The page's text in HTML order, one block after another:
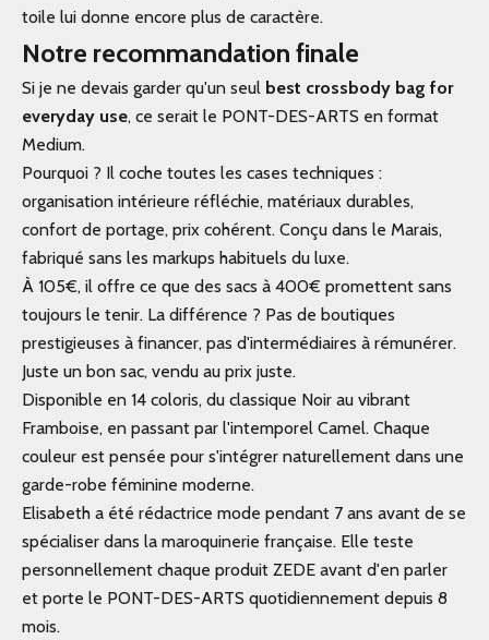
toile lui donne encore plus de caractère.
Notre recommandation finale
Si je ne devais garder qu'un seul best crossbody bag for
everyday use, ce serait le PONT-DES-ARTS en format
Medium.
Pourquoi ? Il coche toutes les cases techniques :
organisation intérieure réfléchie, matériaux durables,
confort de portage, prix cohérent. Conçu dans le Marais,
fabriqué sans les markups habituels du luxe.
À 105€, il offre ce que des sacs à 400€ promettent sans
toujours le tenir. La différence ? Pas de boutiques
prestigieuses à financer, pas d'intermédiaires à rémunérer.
Juste un bon sac, vendu au prix juste.
Disponible en 14 coloris, du classique Noir au vibrant
Framboise, en passant par l'intemporel Camel. Chaque
couleur est pensée pour s'intégrer naturellement dans une
garde-robe féminine moderne.
Elisabeth a été rédactrice mode pendant 7 ans avant de se
spécialiser dans la maroquinerie française. Elle teste
personnellement chaque produit ZEDE avant d'en parler
et porte le PONT-DES-ARTS quotidiennement depuis 8
mois.